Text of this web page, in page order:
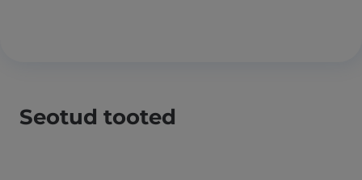
Seotud tooted